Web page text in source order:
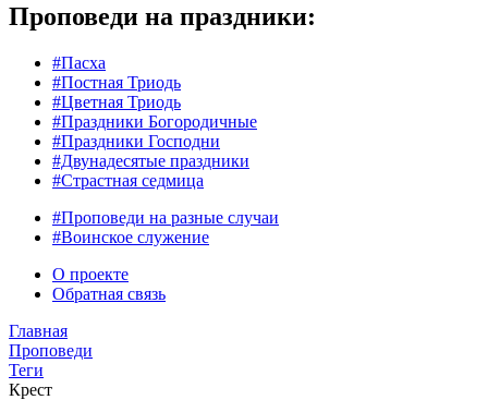
Проповеди на праздники:
#Пасха
#Постная Триодь
#Цветная Триодь
#Праздники Богородичные
#Праздники Господни
#Двунадесятые праздники
#Страстная седмица
#Проповеди на разные случаи
#Воинское служение
О проекте
Обратная связь
Главная
Проповеди
Теги
Крест